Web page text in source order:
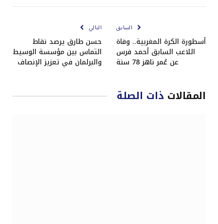
السابق
أسطورة الكرة المغربية.. وفاة
اللاعب السابق أحمد فرس
عن عُمر ناهز 78 سنة
التالي
حسن طارق يرصد نقاط
التماس بين مؤسسة الوسيط
والبرلمان في تعزيز الإنصاف
المقالات ذات الصلة